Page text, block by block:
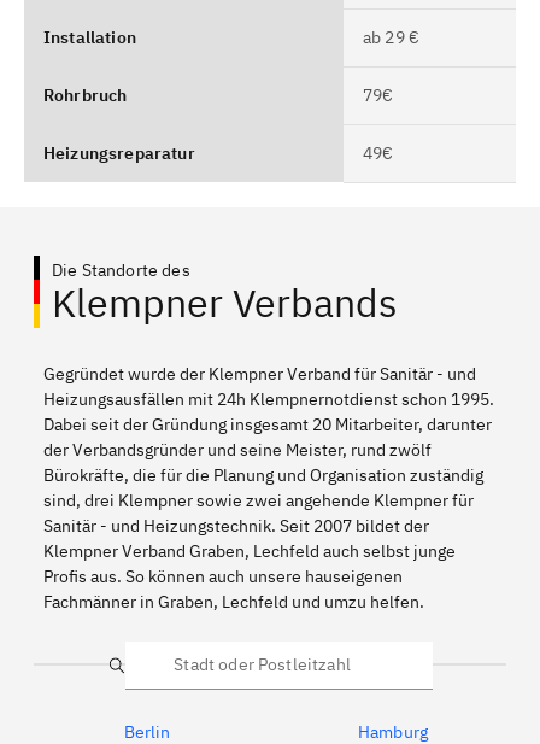
Installation ab 29 €
Rohrbruch 79€
Heizungsreparatur 49€
Die Standorte des
Klempner Verbands
Gegründet wurde der Klempner Verband für Sanitär - und
Heizungsausfällen mit 24h Klempnernotdienst schon 1995.
Dabei seit der Gründung insgesamt 20 Mitarbeiter, darunter
der Verbandsgründer und seine Meister, rund zwölf
Bürokräfte, die für die Planung und Organisation zuständig
sind, drei Klempner sowie zwei angehende Klempner für
Sanitär - und Heizungstechnik. Seit 2007 bildet der
Klempner Verband Graben, Lechfeld auch selbst junge
Profis aus. So können auch unsere hauseigenen
Fachmänner in Graben, Lechfeld und umzu helfen.
Suche
Berlin Hamburg